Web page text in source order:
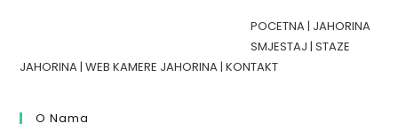
POCETNA| JAHORINA
SMJESTAJ |STAZE
JAHORINA|WEB KAMERE JAHORINA|KONTAKT
O Nama